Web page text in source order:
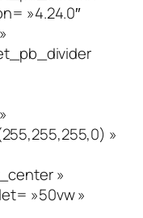
»4.24.0″
»
»
»50vw »